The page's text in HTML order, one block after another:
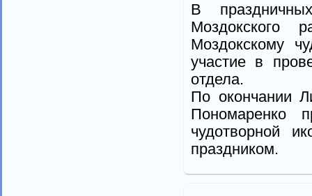
В
Моздокского
Моздокскому
участие в
отдела.
По окончании
Пономаренко
чудотворной
праздником.